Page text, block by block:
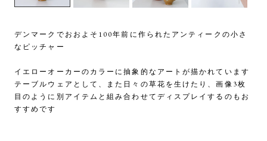
デンマークでおおよそ100年前に作られたアンティークの小さ
なピッチャー
イエローオーカーのカラーに抽象的なアートが描かれています
テーブルウェアとして、また日々の草花を生けたり、画像3枚
目のように別アイテムと組み合わせてディスプレイするのもお
すすめです